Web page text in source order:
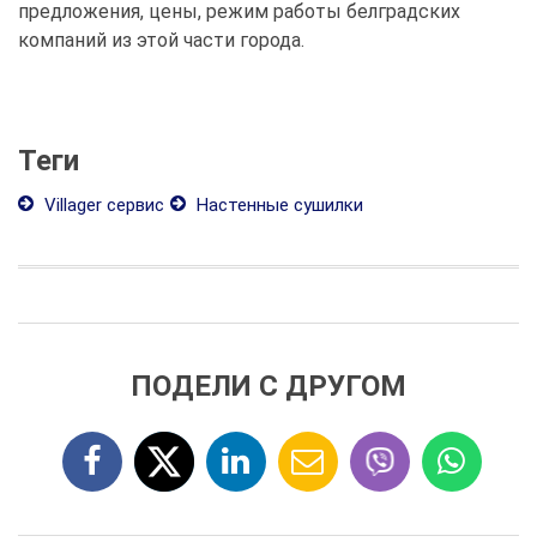
предложения, цены, режим работы белградских
компаний из этой части города.
Теги
Villager сервис Настенные сушилки
ПОДЕЛИ С ДРУГОМ